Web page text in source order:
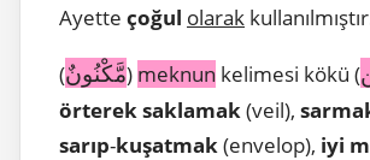
Ayette çoğul olarak
(مَّكْنُونٌ) meknun kelimesi kökü (
örterek saklamak(veil),
sarıp-kuşatmak(envelop), iyi